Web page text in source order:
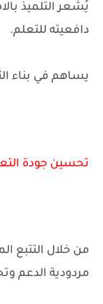
يُشعر التلميذ
دافعيته للتعلم.
يساهم في بناء
تحسين جودة
من خلال التتبع
مردودية الدعم